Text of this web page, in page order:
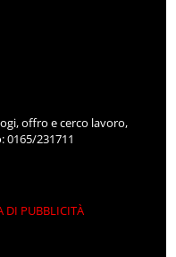
offro e cerco lavoro,
231711
DI PUBBLICITÀ